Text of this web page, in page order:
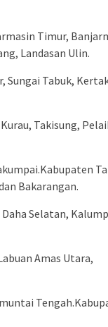
Timur,
Landasan Ulin.
Sungai Tabuk,
Takisung,
Bakarangan.
Selatan,
Amas Utara,